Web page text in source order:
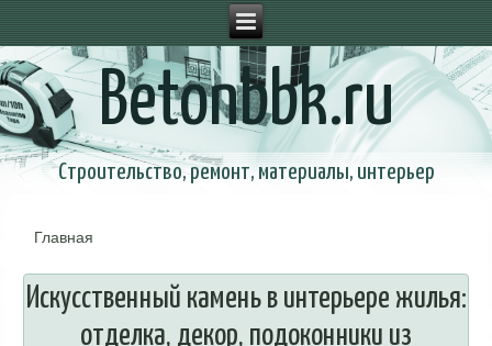
Betonbbk.ru
Строительство, ремонт, материалы, интерьер
Главная
Искусственный камень в интерьере жилья:
отделка, декор, подоконники из